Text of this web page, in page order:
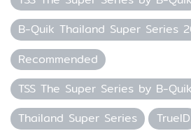
B-Quik Thailand Super Series
Recommended
TSS The Super Series by B-
Thailand Super Series
TrueID